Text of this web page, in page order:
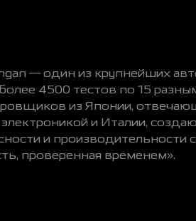
— один из крупнейших
4500 тестов по 15
из Японии,
и Италии,
и
проверенная временем».